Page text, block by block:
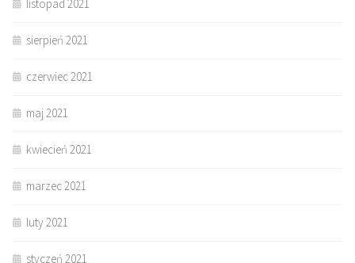
listopad 2021
sierpień 2021
czerwiec 2021
maj 2021
kwiecień 2021
marzec 2021
luty 2021
styczeń 2021